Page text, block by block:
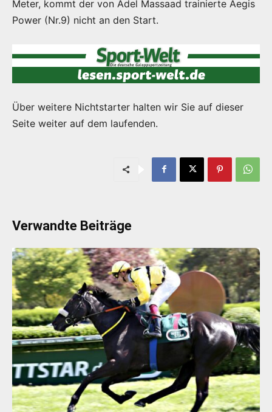
Meter, kommt der von Adel Massaad trainierte Aegis
Power (Nr.9) nicht an den Start.
Über weitere Nichtstarter halten wir Sie auf dieser
Seite weiter auf dem laufenden.
Verwandte Beiträge